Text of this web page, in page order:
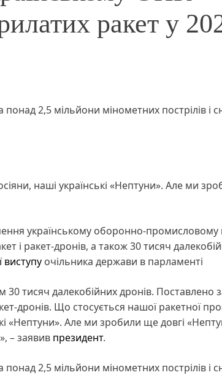
ракет у
2,5 мільйони мінометних пострілів і
наші українські «Нептуни». Але ми
українському оборонно-промисловому
ракет-дронів, а також 30 тисяч
виступу очільника держави в парламенті
30 тисяч далекобійних дронів. Поставлено
дронів. Що стосується нашої ракетної
«Нептуни». Але ми зробили ще довгі
– заявив президент.
2,5 мільйони мінометних пострілів і